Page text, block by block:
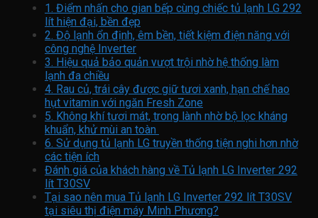
1. Điểm nhấn cho gian bếp cùng chiếc tủ lạnh LG 292
lít hiện đại, bền đẹp
2. Độ lạnh ổn định, êm bền, tiết kiệm điện năng với
công nghệ Inverter
3. Hiệu quả bảo quản vượt trội nhờ hệ thống làm
lạnh đa chiều
4. Rau củ, trái cây được giữ tươi xanh, hạn chế hao
hụt vitamin với ngăn Fresh Zone
5. Không khí tươi mát, trong lành nhờ bộ lọc kháng
khuẩn, khử mùi an toàn
6. Sử dụng tủ lạnh LG truyền thống tiện nghi hơn nhờ
các tiện ích
Đánh giá của khách hàng về Tủ lạnh LG Inverter 292
lít T30SV
Tại sao nên mua Tủ lạnh LG Inverter 292 lít T30SV
tại siêu thị điện máy Minh Phương?